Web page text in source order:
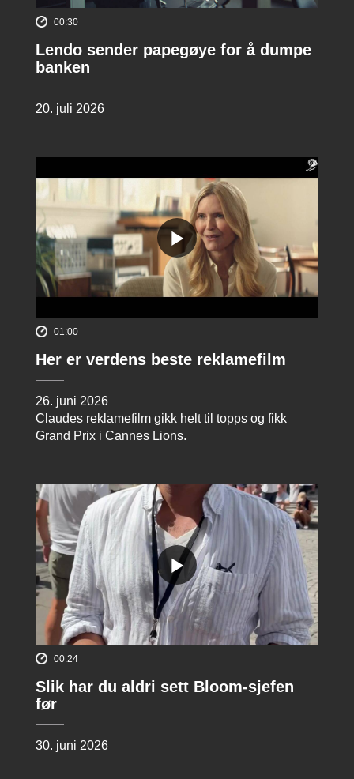
00:30
Lendo sender papegøye for å dumpe
banken
20. juli 2026
01:00
Her er verdens beste reklamefilm
26. juni 2026
Claudes reklamefilm gikk helt til topps og fikk
Grand Prix i Cannes Lions.
00:24
Slik har du aldri sett Bloom-sjefen
før
30. juni 2026